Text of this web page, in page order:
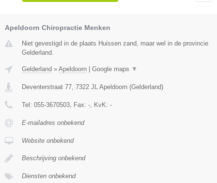
Apeldoorn Chiropractie Menken
Niet gevestigd in de plaats Huissen zand, maar wel in de provincie
Gelderland.
Gelderland » Apeldoorn Google maps ▼
Deventerstraat 77 7322 JL Apeldoorn (Gelderland)
Tel: 055-3670503 , Fax: - , KvK: -
E-mailadres onbekend
Website onbekend
Beschrijving onbekend
Diensten onbekend